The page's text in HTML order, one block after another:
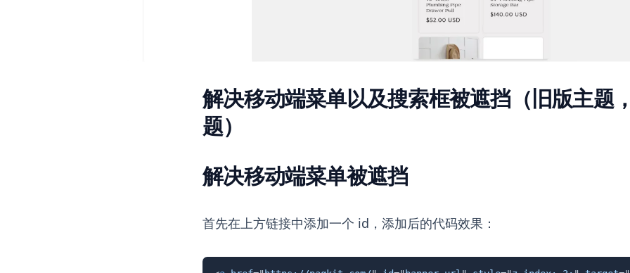
解决移动端菜单以及搜索框被遮挡（旧版主题
题）
解决移动端菜单被遮挡
首先在上方链接中添加一个 id，添加后的代码效果：